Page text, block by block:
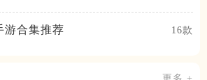
游合集推荐 16款